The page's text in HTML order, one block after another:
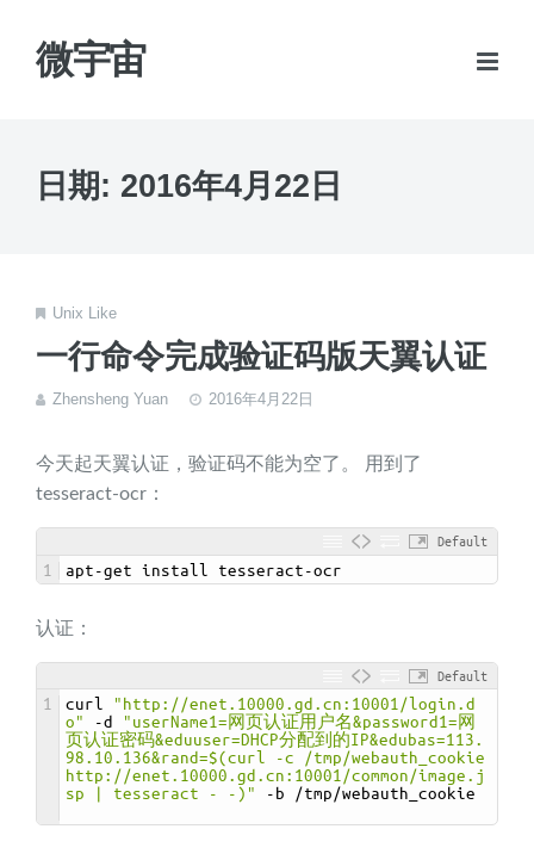
微宇宙
日期: 2016年4月22日
Unix Like
一行命令完成验证码版天翼认证
Zhensheng Yuan 2016年4月22日
今天起天翼认证，验证码不能为空了。 用到了
tesseract-ocr：
Default
1 apt -get install tesseract -ocr
认证：
Default
1 curl
"http://enet.10000.gd.cn:10001/login.d
o"
-d
"userName1=网页认证用户名&password1=网
页认证密码&eduuser=DHCP分配到的IP&edubas=113.
98.10.136&rand=$(curl -c /tmp/webauth_cookie
http://enet.10000.gd.cn:10001/common/image.j
sp | tesseract - -)"
- b /tmp /webauth_cookie